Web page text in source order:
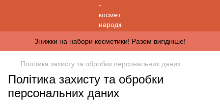
Знижки на набори косметики! Разом вигідніше!
Політика захисту та обробки персональних даних
Політика захисту та обробки
персональних даних